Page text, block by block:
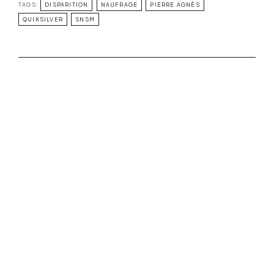
TAGS: DISPARITION NAUFRAGE PIERRE AGNÈS
QUIKSILVER SNSM